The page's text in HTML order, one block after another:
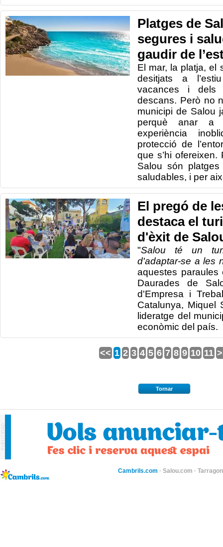
Platges de
segures i
gaudir de
El mar, la platja, el
desitjats a
vacances i dels
descans. Però no
municipi de Salou
perquè anar a
experiència
protecció de
que s’hi
Salou són
saludables, i per
El pregó de
destaca el
d'èxit de
"Salou té un
d'adaptar-se a les
aquestes
Daurades de
d'Empresa i
Catalunya, Miquel
lideratge del
econòmic del país.
<< 1 2 3 4 5 6 7 8 9 10 11
Tornar
Cambrils.com · Salou.com ·